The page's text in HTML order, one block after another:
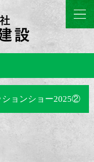
ションショー2025②